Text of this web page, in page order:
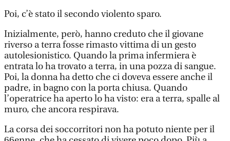
Poi, c’è stato il secondo violento sparo.
Inizialmente, però, hanno creduto che il giovane
riverso a terra fosse rimasto vittima di un gesto
autolesionistico. Quando la prima infermiera è
entrata lo ha trovato a terra, in una pozza di sangue.
Poi, la donna ha detto che ci doveva essere anche il
padre, in bagno con la porta chiusa. Quando
l’operatrice ha aperto lo ha visto: era a terra, spalle al
muro, che ancora respirava.
La corsa dei soccorritori non ha potuto niente per il